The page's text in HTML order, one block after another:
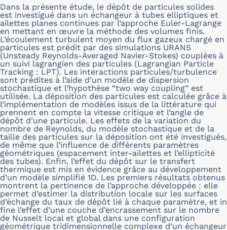
Dans la présente étude, le dépôt de particules solides
est investigué dans un échangeur à tubes elliptiques et
ailettes planes continues par l’approche Euler-Lagrange
en mettant en œuvre la méthode des volumes finis.
L’écoulement turbulent moyen du flux gazeux chargé en
particules est prédit par des simulations URANS
(Unsteady Reynolds-Averaged Navier-Stokes) couplées à
un suivi lagrangien des particules (Lagrangian Particle
Tracking : LPT). Les interactions particules/turbulence
sont prédites à l’aide d’un modèle de dispersion
stochastique et l’hypothèse “two way coupling” est
utilisée. La déposition des particules est calculée grâce à
l’implémentation de modèles issus de la littérature qui
prennent en compte la vitesse critique et l’angle de
dépôt d’une particule. Les effets de la variation du
nombre de Reynolds, du modèle stochastique et de la
taille des particules sur la déposition ont été investigués,
de même que l’influence de différents paramètres
géométriques (espacement inter-ailettes et l’ellipticité
des tubes). Enfin, l’effet du dépôt sur le transfert
thermique est mis en évidence grâce au développement
d’un modèle simplifié 1D. Les premiers résultats obtenus
montrent la pertinence de l’approche développée : elle
permet d’estimer la distribution locale sur les surfaces
d’échange du taux de dépôt lié à chaque paramètre, et in
fine l’effet d’une couche d’encrassement sur le nombre
de Nusselt local et global dans une configuration
géométrique tridimensionnelle complexe d’un échangeur